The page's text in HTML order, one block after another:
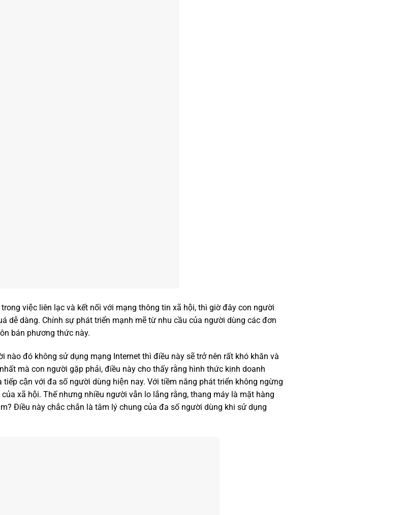
việc liên lạc và kết nối với mạng thông tin xã hội, thì giờ đây con người
dễ dàng. Chính sự phát triển mạnh mẽ từ nhu cầu của người dùng các đơn
bán phương thức này.
nào đó không sử dụng mạng Internet thì điều này sẽ trở nên rất khó khăn và
mà con người gặp phải, điều này cho thấy rằng hình thức kinh doanh
cận với đa số người dùng hiện nay. Với tiềm năng phát triển không ngừng
xã hội. Thế nhưng nhiều người vẫn lo lắng rằng, thang máy là mặt hàng
Điều này chắc chắn là tâm lý chung của đa số người dùng khi sử dụng